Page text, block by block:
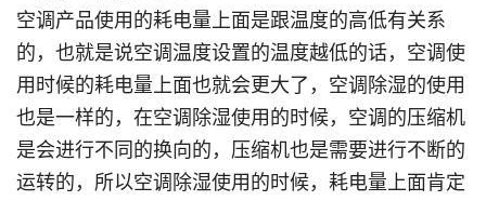
空调产品使用的耗电量上面是跟温度的高低有关系
的，也就是说空调温度设置的温度越低的话，空调使
用时候的耗电量上面也就会更大了，空调除湿的使用
也是一样的，在空调除湿使用的时候，空调的压缩机
是会进行不同的换向的，压缩机也是需要进行不断的
运转的，所以空调除湿使用的时候，耗电量上面肯定